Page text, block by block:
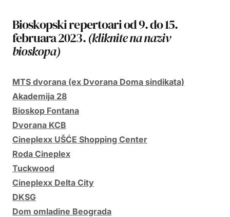
Bioskopski repertoari od 9. do 15.
februara 2023.(kliknite na naziv
bioskopa)
MTS dvorana (ex Dvorana Doma sindikata)
Akademija 28
Bioskop Fontana
Dvorana KCB
Cineplexx UŠĆE Shopping Center
Roda Cineplex
Tuckwood
Cineplexx Delta City
DKSG
Dom omladine Beograda